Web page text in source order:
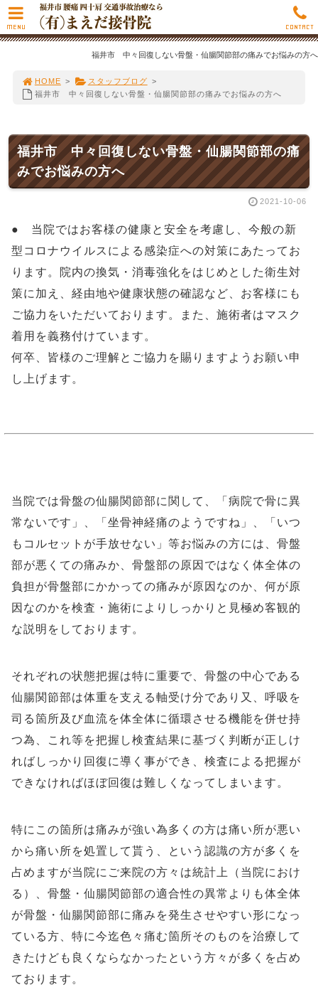
福井市 中々回復しない骨盤・仙腸関節部の痛みでお悩みの方へ
HOME > スタッフブログ >
福井市 中々回復しない骨盤・仙腸関節部の痛みでお悩みの方へ
福井市 中々回復しない骨盤・仙腸関節部の痛
みでお悩みの方へ
2021-10-06
● 当院ではお客様の健康と安全を考慮し、今般の新
型コロナウイルスによる感染症への対策にあたってお
ります。院内の換気・消毒強化をはじめとした衛生対
策に加え、経由地や健康状態の確認など、お客様にも
ご協力をいただいております。また、施術者はマスク
着用を義務付けています。
何卒、皆様のご理解とご協力を賜りますようお願い申
し上げます。
当院では骨盤の仙腸関節部に関して、「病院で骨に異
常ないです」、「坐骨神経痛のようですね」、「いつ
もコルセットが手放せない」等お悩みの方には、骨盤
部が悪くての痛みか、骨盤部の原因ではなく体全体の
負担が骨盤部にかかっての痛みが原因なのか、何が原
因なのかを検査・施術によりしっかりと見極め客観的
な説明をしております。
それぞれの状態把握は特に重要で、骨盤の中心である
仙腸関節部は体重を支える軸受け分であり又、呼吸を
司る箇所及び血流を体全体に循環させる機能を併せ持
つ為、これ等を把握し検査結果に基づく判断が正しけ
ればしっかり回復に導く事ができ、検査による把握が
できなければほぼ回復は難しくなってしまいます。
特にこの箇所は痛みが強い為多くの方は痛い所が悪い
から痛い所を処置して貰う、という認識の方が多くを
占めますが当院にご来院の方々は統計上（当院におけ
る）、骨盤・仙腸関節部の適合性の異常よりも体全体
が骨盤・仙腸関節部に痛みを発生させやすい形になっ
ている方、特に今迄色々痛む箇所そのものを治療して
きたけども良くならなかったという方々が多くを占め
ております。
MENU CONTACT